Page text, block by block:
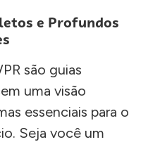
e Profundos
são guias
uma visão
essenciais para o
Seja você um